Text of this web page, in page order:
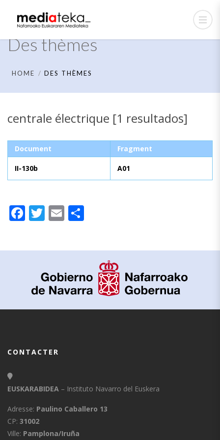
Des thèmes
HOME DES THÈMES
centrale électrique [1 resultados]
Document Fragment
II-130b A01
Facebook
Twitter
Email
CONTACTER
EUSKARABIDEA – Instituto Navarro del Euskera
Adresse: Paulino Caballero 13
CP: 31002
Ville: Pamplona/Iruña